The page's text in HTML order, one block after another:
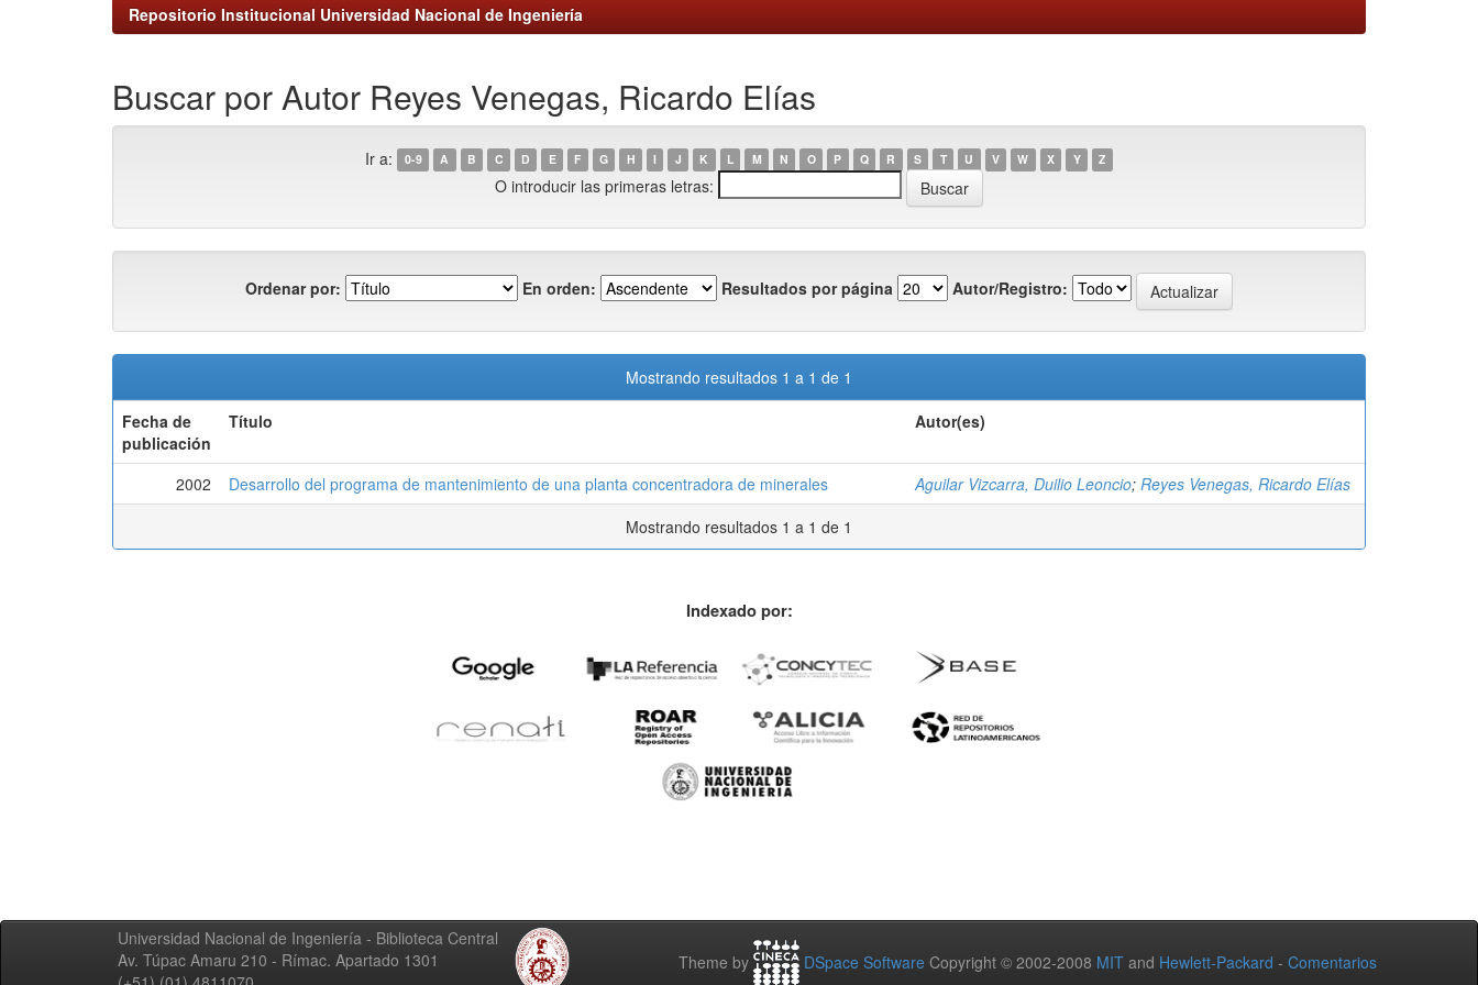
Repositorio Institucional Universidad Nacional de Ingeniería
Buscar por Autor Reyes Venegas, Ricardo Elías
Ir a: 0-9 A B C D E F G H I J K L M N O P Q R S T U V W X Y Z
O introducir las primeras letras:
Ordenar por: En orden: Resultados por página Autor/Registro:
Mostrando resultados 1 a 1 de 1
Fecha de
publicación
Título Autor(es)
2002 Desarrollo del programa de mantenimiento de una planta concentradora de minerales Aguilar Vizcarra, Duilio Leoncio; Reyes Venegas, Ricardo Elías
Mostrando resultados 1 a 1 de 1
Indexado por:
Universidad Nacional de Ingeniería - Biblioteca Central
Av. Túpac Amaru 210 - Rímac. Apartado 1301
Theme by DSpace Software Copyright © 2002-2008 MIT and Hewlett-Packard - Comentarios